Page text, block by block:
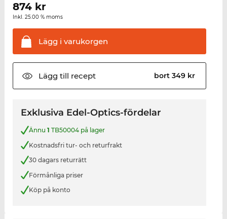
874kr
Inkl. 25.00 % moms
Lägg i varukorgen
Lägg till recept bort 349 kr
Exklusiva Edel-Optics-fördelar
Ännu 1 TB50004 på lager
Kostnadsfri tur- och returfrakt
30 dagars returrätt
Förmånliga priser
Köp på konto